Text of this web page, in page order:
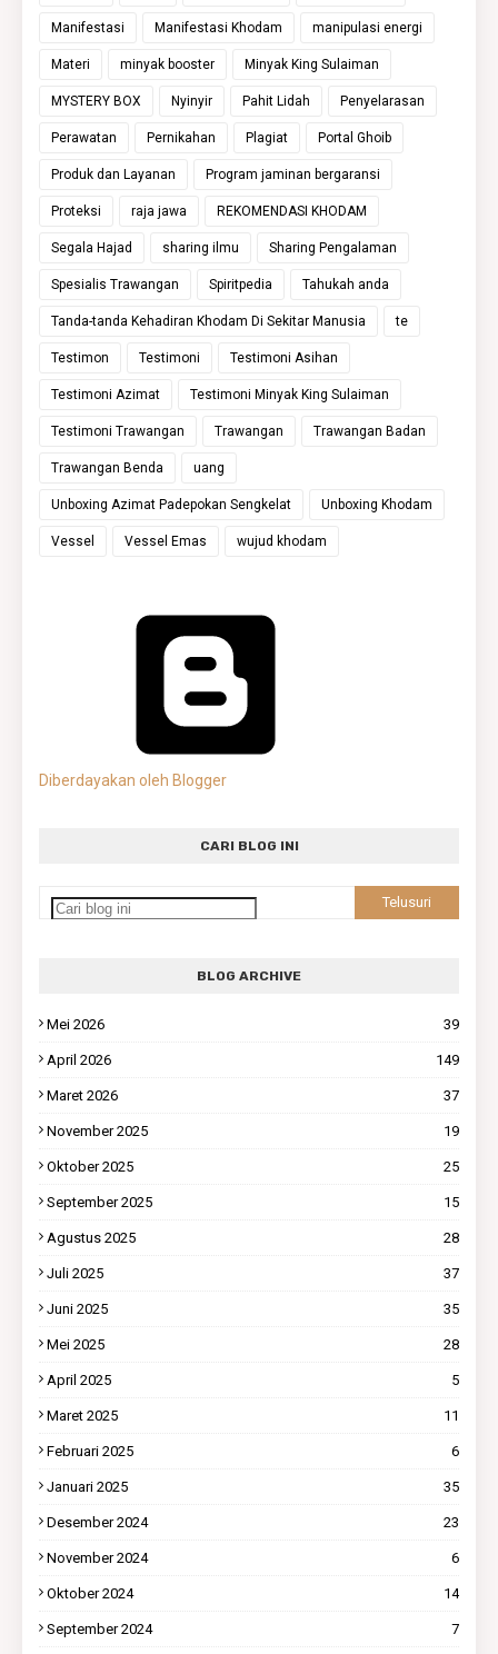
Manifestasi Manifestasi Khodam manipulasi energi
Materi minyak booster Minyak King Sulaiman
MYSTERY BOX Nyinyir Pahit Lidah Penyelarasan
Perawatan Pernikahan Plagiat Portal Ghoib
Produk dan Layanan Program jaminan bergaransi
Proteksi raja jawa REKOMENDASI KHODAM
Segala Hajad sharing ilmu Sharing Pengalaman
Spesialis Trawangan Spiritpedia Tahukah anda
Tanda-tanda Kehadiran Khodam Di Sekitar Manusia te
Testimon Testimoni Testimoni Asihan
Testimoni Azimat Testimoni Minyak King Sulaiman
Testimoni Trawangan Trawangan Trawangan Badan
Trawangan Benda uang
Unboxing Azimat Padepokan Sengkelat Unboxing Khodam
Vessel Vessel Emas wujud khodam
Diberdayakan oleh Blogger
CARI BLOG INI
BLOG ARCHIVE
Mei 2026 39
April 2026 149
Maret 2026 37
November 2025 19
Oktober 2025 25
September 2025 15
Agustus 2025 28
Juli 2025 37
Juni 2025 35
Mei 2025 28
April 2025 5
Maret 2025 11
Februari 2025 6
Januari 2025 35
Desember 2024 23
November 2024 6
Oktober 2024 14
September 2024 7